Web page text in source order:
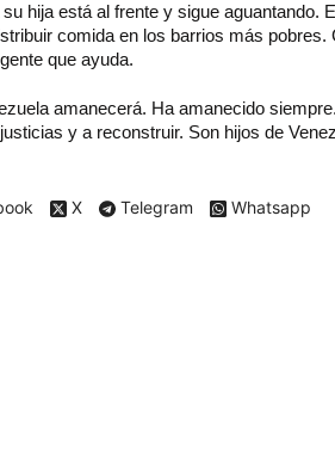
hija está al frente y sigue aguantando.
comida en los barrios más pobres.
que ayuda.
amanecerá. Ha amanecido
y a reconstruir. Son hijos de
X Telegram Whatsapp